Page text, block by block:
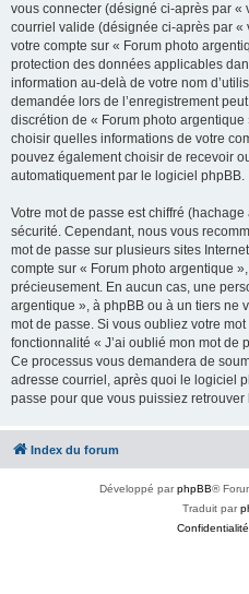
vous connecter (désigné ci-après par «
courriel valide (désignée ci-après par «
votre compte sur « Forum photo
protection des données applicables
information au-delà de votre nom
demandée lors de l’enregistrement
discrétion de « Forum photo
choisir quelles informations de votre
pouvez également choisir de recevoir
automatiquement par le logiciel phpBB.
Votre mot de passe est chiffré
sécurité. Cependant, nous vous
mot de passe sur plusieurs sites
compte sur « Forum photo argentique
précieusement. En aucun cas, une
argentique », à phpBB ou à un tiers ne
mot de passe. Si vous oubliez votre
fonctionnalité « J’ai oublié mon mot de
Ce processus vous demandera de
adresse courriel, après quoi le logiciel
passe pour que vous puissiez retrouver
Index du forum
Développé parphpBB®
Traduit par
Confidentialité